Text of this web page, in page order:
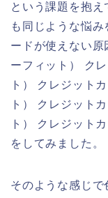
という課題を抱
も同じような悩
ードが使えない
ーフィット） ク
ト） クレジット
ト） クレジット
ト） クレジット
をしてみました。
そのような感じ